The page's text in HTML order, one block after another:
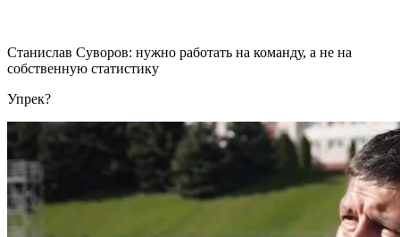
Станислав Суворов: нужно работать на команду, а не на
собственную статистику
Упрек?